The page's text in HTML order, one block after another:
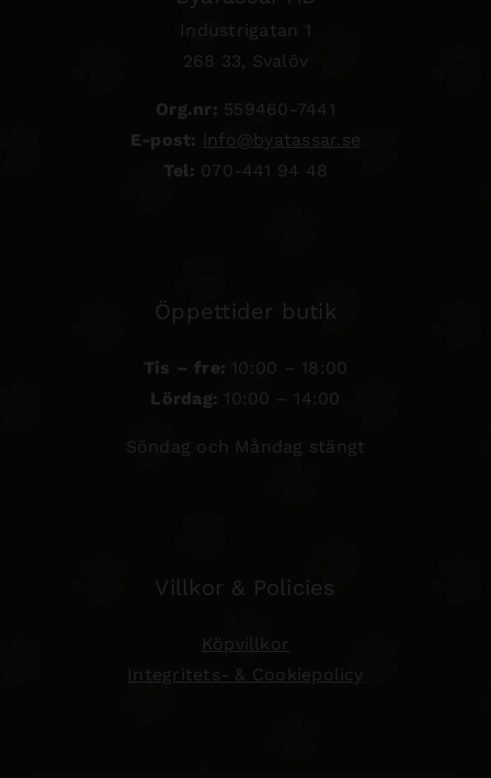
Industrigatan 1
268 33, Svalöv
Org.nr: 559460-7441
E-post: info@byatassar.se
Tel: 070-441 94 48
Öppettider butik
Tis – fre: 10:00 – 18:00
Lördag: 10:00 – 14:00
Söndag och Måndag stängt
Villkor & Policies
Köpvillkor
Integritets- & Cookiepolicy